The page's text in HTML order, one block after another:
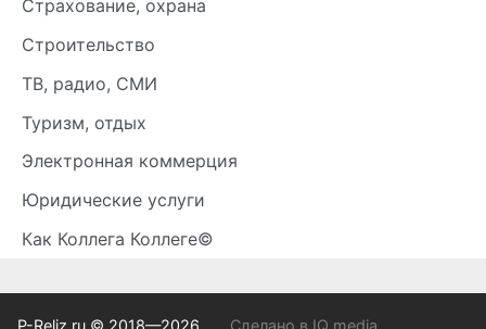
Страхование, охрана
Строительство
ТВ, радио, СМИ
Туризм, отдых
Электронная коммерция
Юридические услуги
Как Коллега Коллеге©